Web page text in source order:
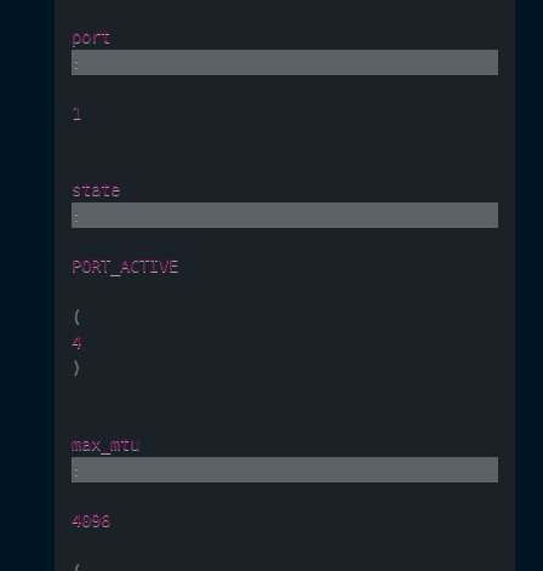
port
:
1
state
:
PORT_ACTIVE
(
4
)
max_mtu
:
4096